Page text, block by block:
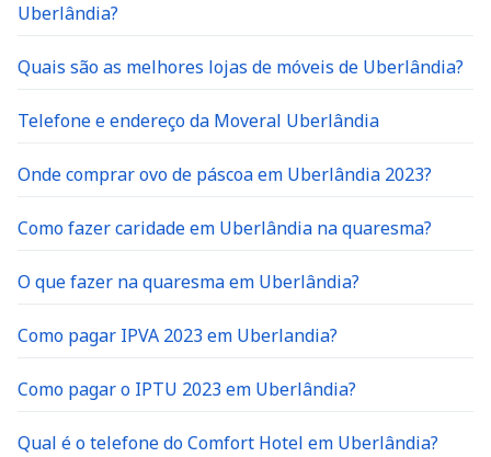
Uberlândia?
Quais são as melhores lojas de móveis de Uberlândia?
Telefone e endereço da Moveral Uberlândia
Onde comprar ovo de páscoa em Uberlândia 2023?
Como fazer caridade em Uberlândia na quaresma?
O que fazer na quaresma em Uberlândia?
Como pagar IPVA 2023 em Uberlandia?
Como pagar o IPTU 2023 em Uberlândia?
Qual é o telefone do Comfort Hotel em Uberlândia?